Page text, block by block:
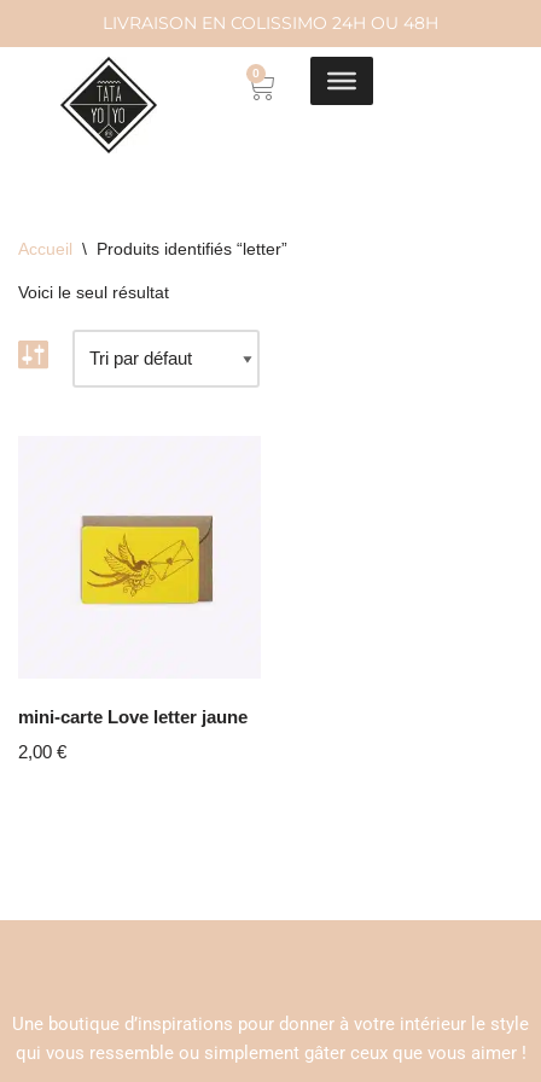
contenu
LIVRAISON EN COLISSIMO 24H OU 48H
0
Accueil \ Produits identifiés “letter”
Voici le seul résultat
mini-carte Love letter jaune
2,00 €
Une boutique d’inspirations pour donner à votre intérieur le style
qui vous ressemble ou simplement gâter ceux que vous aimer !